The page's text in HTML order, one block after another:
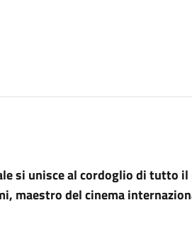
si unisce al cordoglio di tutto
maestro del cinema